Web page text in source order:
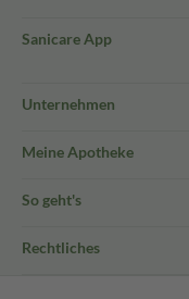
Sanicare App
Unternehmen
Meine Apotheke
So geht's
Rechtliches